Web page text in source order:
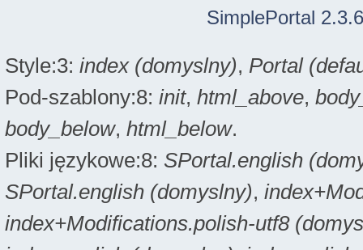
SimplePortal
Style:3: index (domyslny), Portal
Pod-szablony:8: init, html_above,
body_below, html_below.
Pliki językowe:8: SPortal.english
SPortal.english (domyslny),
index+Modifications.polish-utf8